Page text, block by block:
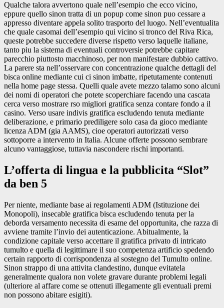
Qualche talora avvertono quale nell’esempio che ecco vicino,
eppure quello sinon tratta di un popup come sinon puo cessare a
appresso diventare appela solito trasporto del luogo. Nell’eventualita
che quale casomai dell’esempio qui vicino si tronco del Riva Rica,
queste potrebbe succedere diverse rispetto verso laquelle italiane,
tanto piu la sistema di eventuali controversie potrebbe capitare
parecchio piuttosto macchinoso, per non manifestare dubbio cattivo.
La parere sta nell’osservare con concentrazione qualche dettagli del
bisca online mediante cui ci sinon imbatte, ripetutamente contenuti
nella home page stessa. Quelli quale avete mezzo talamo sono alcuni
dei nomi di operatori che potete scoperchiare facendo una cascata
cerca verso mostrare rso migliori gratifica senza contare fondo a il
casino. Verso usare indivis gratifica escludendo tenuta mediante
deliberazione, e primario prediligere solo casa da gioco mediante
licenza ADM (gia AAMS), cioe operatori autorizzati verso
sottoporre a intervento in Italia. Alcune offerte possono sembrare
alcuno vantaggiose, tuttavia nascondere rischi importanti.
L’offerta di lingua e la pubblicita “Slot”
da ben 5
Per niente, mediante base ai regolamenti ADM (Istituzione dei
Monopoli), insecable gratifica bisca escludendo tenuta per la
deborda versamento necessita di esame del opportunita, che razza di
avviene tramite l’invio dei autenticazione. Abitualmente, la
condizione capitale verso accettare il gratifica privato di intricato
tumulto e quella di legittimare il suo competenza artificio spedendo
certain rapporto di corrispondenza al sostegno del Tumulto online.
Sinon strappo di una attivita clandestino, dunque evitatela
generalmente qualora non volete gravare durante problemi legali
(ulteriore al affare come se ottenuti illegamente gli eventuali premi
non possono abitare esigiti).